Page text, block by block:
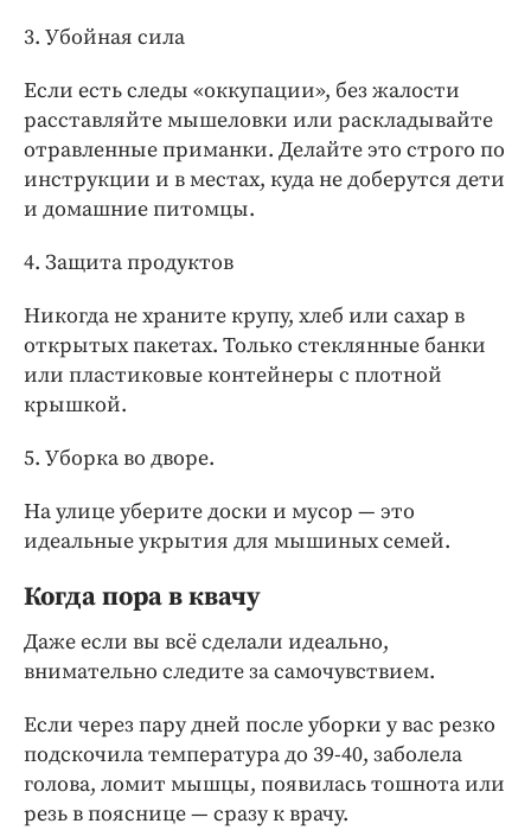
3. Убойная сила
Если есть следы «оккупации», без жалости
расставляйте мышеловки или раскладывайте
отравленные приманки. Делайте это строго по
инструкции и в местах, куда не доберутся дети
и домашние питомцы.
4. Защита продуктов
Никогда не храните крупу, хлеб или сахар в
открытых пакетах. Только стеклянные банки
или пластиковые контейнеры с плотной
крышкой.
5. Уборка во дворе.
На улице уберите доски и мусор — это
идеальные укрытия для мышиных семей.
Когда пора в квачу
Даже если вы всё сделали идеально,
внимательно следите за самочувствием.
Если через пару дней после уборки у вас резко
подскочила температура до 39-40, заболела
голова, ломит мышцы, появилась тошнота или
резь в пояснице — сразу к врачу.